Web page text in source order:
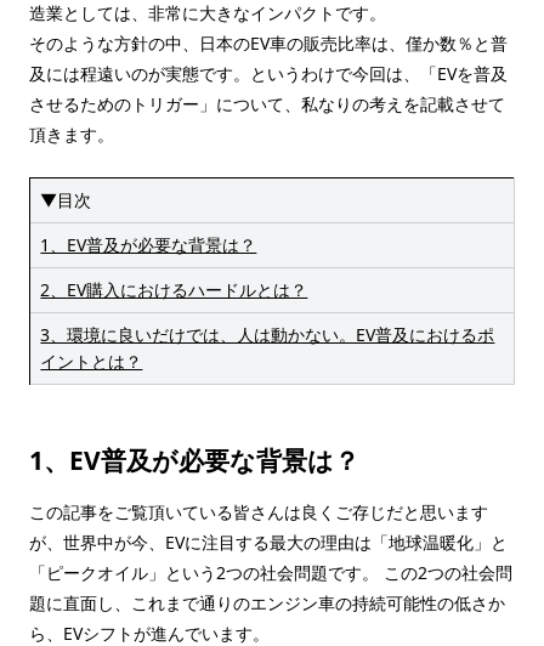
造業としては、非常に大きなインパクトです。
そのような方針の中、日本のEV車の販売比率は、僅か数％と普
及には程遠いのが実態です。というわけで今回は、「EVを普及
させるためのトリガー」について、私なりの考えを記載させて
頂きます。
▼目次
1、EV普及が必要な背景は？
2、EV購入におけるハードルとは？
3、環境に良いだけでは、人は動かない。EV普及におけるポ
イントとは？
1、EV普及が必要な背景は？
この記事をご覧頂いている皆さんは良くご存じだと思います
が、世界中が今、EVに注目する最大の理由は「地球温暖化」と
「ピークオイル」という2つの社会問題です。 この2つの社会問
題に直面し、これまで通りのエンジン車の持続可能性の低さか
ら、EVシフトが進んでいます。